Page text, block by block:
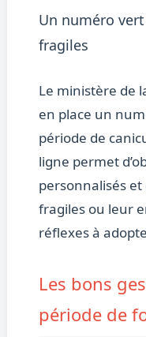
Un numéro
fragiles
Le ministère de
en place un
période de
ligne permet
personnalisés et
fragiles ou leur
réflexes à
Les bons
période de